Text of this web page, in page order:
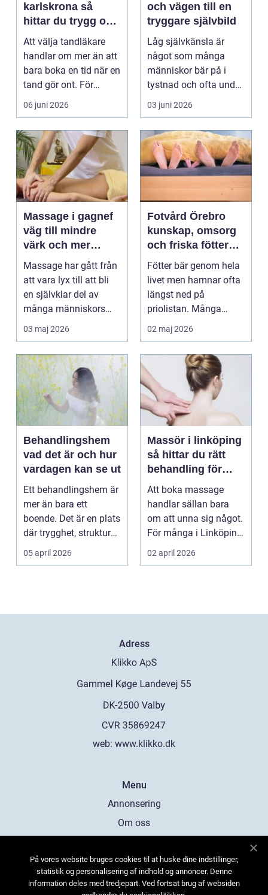
karlskrona så
hittar du trygg och
långsiktig
tandvård
Att välja tandläkare
handlar om mer än att
bara boka en tid när en
tand gör ont. För
många är tandvå...
06 juni 2026
och vägen till en
tryggare självbild
Låg självkänsla är
något som många
människor bär på i
tystnad och ofta under
lång tid. Många
uppleve...
03 juni 2026
Massage i gagnef
väg till mindre
värk och mer
vardagsenergi
Massage har gått från
att vara lyx till att bli
en självklar del av
många människors
hälsa och varda...
03 maj 2026
Fotvård Örebro
kunskap, omsorg
och friska fötter
året runt
Fötter bär genom hela
livet men hamnar ofta
längst ned på
priolistan. Många
väntar tills problemen
02 maj 2026
Behandlingshem
vad det är och hur
vardagen kan se ut
Ett behandlingshem är
mer än bara ett
boende. Det är en plats
där trygghet, struktur
och professione...
05 april 2026
Massör i linköping
så hittar du rätt
behandling för
kropp och hälsa
Att boka massage
handlar sällan bara
om att unna sig något.
För många i Linköping
har regelbunden ma...
02 april 2026
Adress
web: www.klikko.dk
Menu
Annonsering
Om oss
Kontakta oss
Sitemap
På vores website bruges cookies til at huske dine indstillinger,
statistik og personalisering af indhold og annoncer. Denne
information deles med tredjepart. Ved fortsat brug af websiden